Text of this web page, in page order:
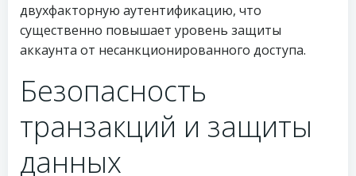
двухфакторную аутентификацию, что
существенно повышает уровень защиты
аккаунта от несанкционированного доступа.
Безопасность
транзакций и защиты
данных